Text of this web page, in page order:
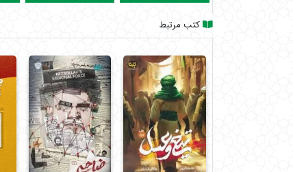
کتب مرتبط